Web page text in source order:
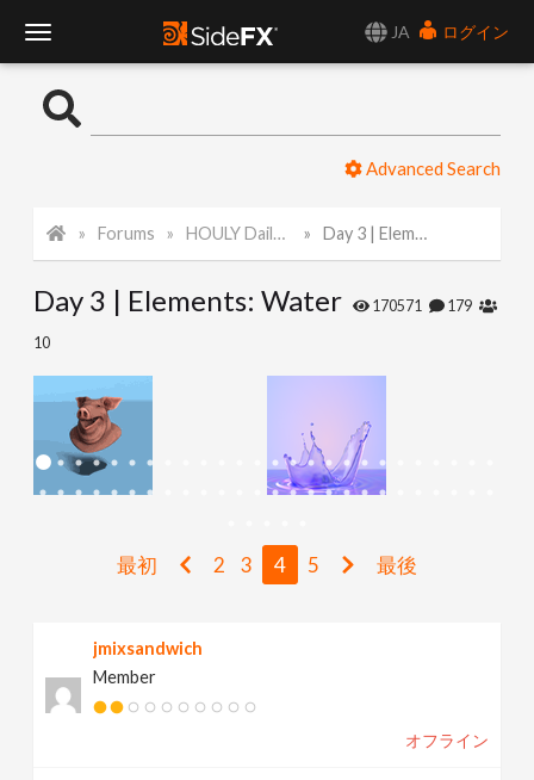
JA
ログイン
o
l
a
Advanced Search
Forums HOULY Daily Challenge Day 3 | Elements: Water
Day 3 | Elements: Water 170571 179
10
最初 2 3 4 5 最後
jmixsandwich
Member
オフライン